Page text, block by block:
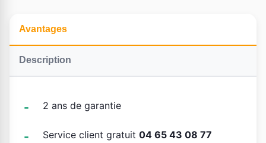
Avantages
Description
2 ans de garantie
Service client gratuit 04 65 43 08 77